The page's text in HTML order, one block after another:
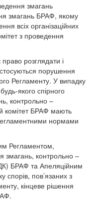
змагань
змагань БРАФ, якому
всіх організаційних
з проведення
розглядати і
порушення
Регламенту. У випадку
якого спірного
контрольно –
комітет БРАФ мають
нормами
Регламентом,
змагань, контрольно –
БРАФ та Апеляційним
спорів, пов’язаних з
кінцеве рішення